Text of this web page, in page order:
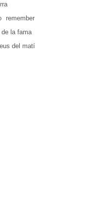
remember
la fama
del matí